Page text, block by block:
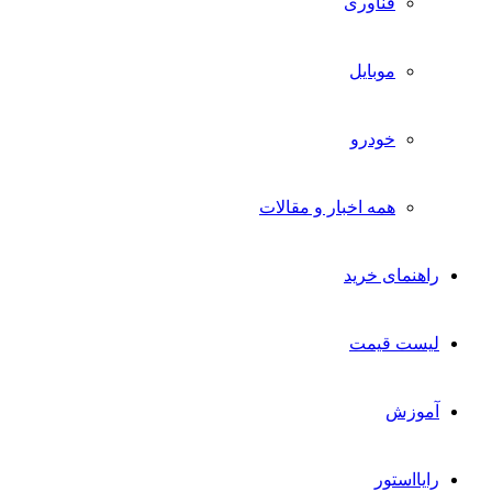
موبایل
خودرو
همه اخبار و مقالات
راهنمای خرید
لیست قیمت
آموزش
رایااستور